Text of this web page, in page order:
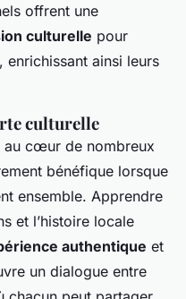
offrent une
culturelle pour
ainsi leurs
culturelle
au cœur de nombreux
bénéfique lorsque
ensemble. Apprendre
et l’histoire locale
authentique et
un dialogue entre